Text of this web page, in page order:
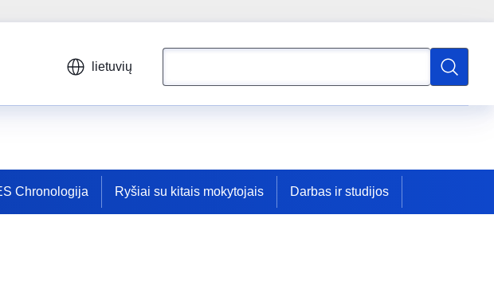
lietuvių
Paieška
Chronologija Ryšiai su kitais mokytojais Darbas ir studijos